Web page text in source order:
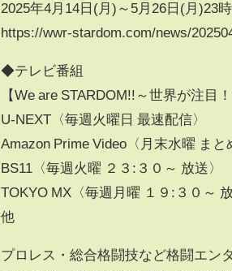
2025年4月14日(月)～5月26日(月)23
https://wwr-stardom.com/news/
◆テレビ番組
【We are STARDOM!!～世界が注目
U-NEXT〈毎週火曜日 最速配信〉
Amazon Prime Video〈月末水曜 まと
BS11〈毎週火曜 ２３:３０～ 放送〉
TOKYO MX〈毎週月曜 １９:３０～ 放
他
プロレス・総合格闘技など格闘エン